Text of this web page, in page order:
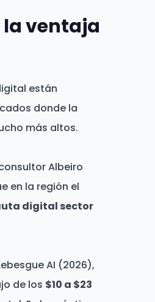
ventaja
están
donde la
más altos.
Albeiro
en la región el
digital sector
AI (2026),
de los $10 a $23